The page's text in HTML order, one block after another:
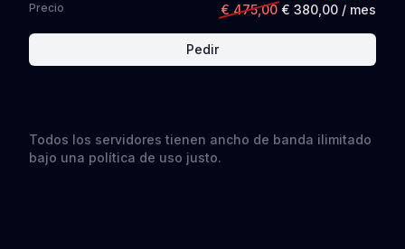
Precio € 475,00 € 380,00 / mes
Pedir
Todos los servidores tienen ancho de banda ilimitado
bajo una política de uso justo.